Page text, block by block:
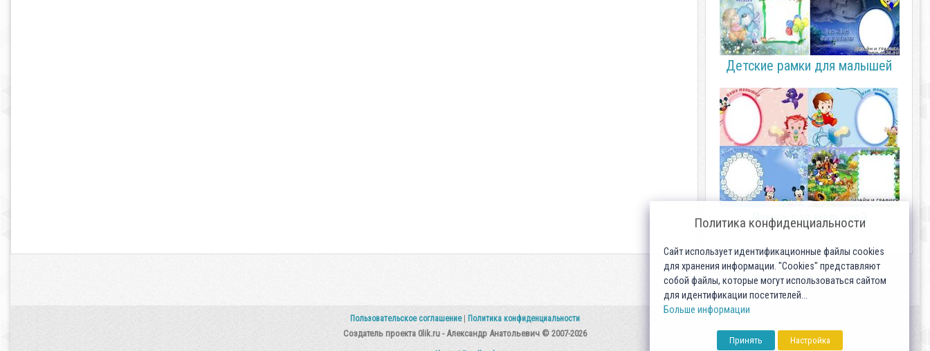
Детские рамки для малышей
Рамки для малышей
Пользовательское соглашение Политика конфиденциальности
Создатель проекта 0lik.ru - Александр Анатольевич © 2007-2026
Политика конфиденциальности
Сайт использует идентификационные файлы cookies
для хранения информации. "Cookies" представляют
собой файлы, которые могут использоваться сайтом
для идентификации посетителей...
Больше информации
Принять Настройка